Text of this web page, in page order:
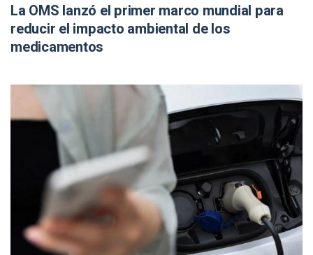
La OMS lanzó el primer marco mundial para
reducir el impacto ambiental de los
medicamentos